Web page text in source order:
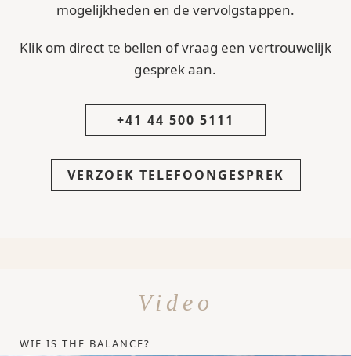
mogelijkheden en de vervolgstappen.
Klik om direct te bellen of vraag een vertrouwelijk
gesprek aan.
+41 44 500 5111
VERZOEK TELEFOONGESPREK
Video
WIE IS THE BALANCE?